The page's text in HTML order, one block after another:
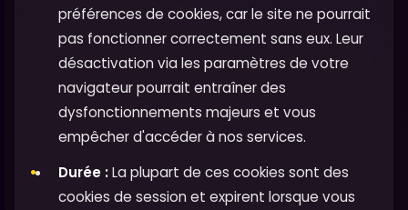
préférences de cookies, car le site ne pourrait
pas fonctionner correctement sans eux. Leur
désactivation via les paramètres de votre
navigateur pourrait entraîner des
dysfonctionnements majeurs et vous
empêcher d'accéder à nos services.
Durée :La plupart de ces cookies sont des
cookies de session et expirent lorsque vous